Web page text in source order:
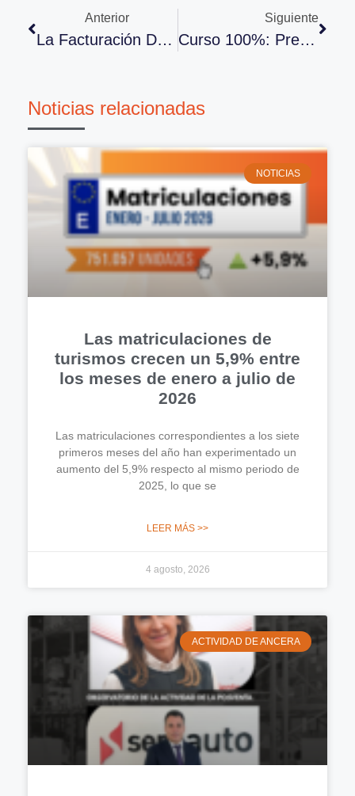
Anterior
La Facturación De Recambios Crece En El Segundo Trimestre Del Año
Siguiente
Curso 100%: Prevención Del Acoso Sexual Y Por Razón De Sexo
Noticias relacionadas
NOTICIAS
Las matriculaciones de
turismos crecen un 5,9% entre
los meses de enero a julio de
2026
Las matriculaciones correspondientes a los siete
primeros meses del año han experimentado un
aumento del 5,9% respecto al mismo periodo de
2025, lo que se
LEER MÁS >>
4 agosto, 2026
ACTIVIDAD DE ANCERA